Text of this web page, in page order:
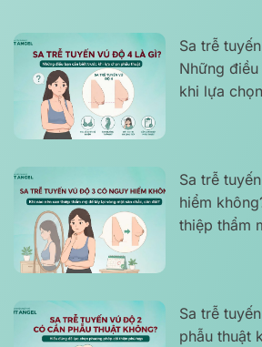
Sa trễ
Những
khi lựa
Sa trễ
hiểm
thiệp thẩm
Sa trễ
phẫu thuật